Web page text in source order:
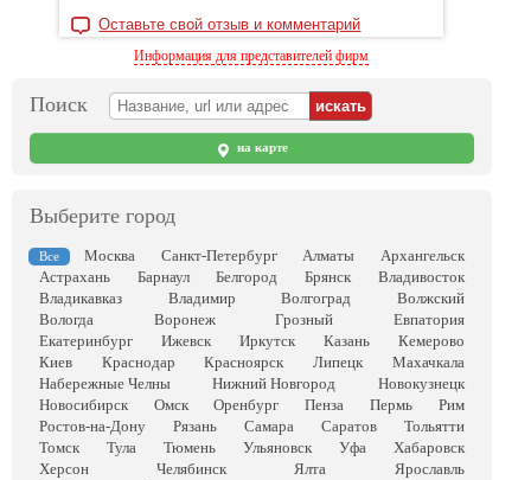
Оставьте свой отзыв и комментарий
Информация для представителей фирм
Поиск
на карте
Выберите город
Все Москва Санкт-Петербург Алматы
Архангельск
Астрахань
Барнаул Белгород Брянск
Владивосток
Владикавказ
Владимир Волгоград
Волжский
Вологда
Воронеж Грозный
Евпатория
Екатеринбург
Ижевск Иркутск Казань
Кемерово
Киев
Краснодар Красноярск Липецк
Махачкала
Набережные Челны
Нижний Новгород
Новокузнецк
Новосибирск
Омск Оренбург Пенза Пермь
Рим
Ростов-на-Дону
Рязань Самара Саратов
Тольятти
Томск
Тула Тюмень Ульяновск Уфа
Хабаровск
Херсон
Челябинск Ялта
Ярославль